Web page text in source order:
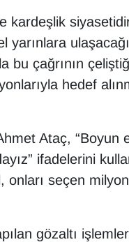
kardeşlik
bu çağrının
hedef
Ataç, “Boyun
ifadelerini
onları seçen
gözaltı